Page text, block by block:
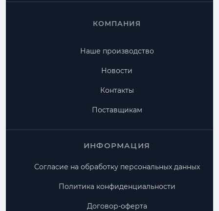
КОМПАНИЯ
Наше производство
Новости
Контакты
Поставщикам
ИНФОРМАЦИЯ
Согласие на обработку персональных данных
Политика конфиденциальности
Договор-оферта